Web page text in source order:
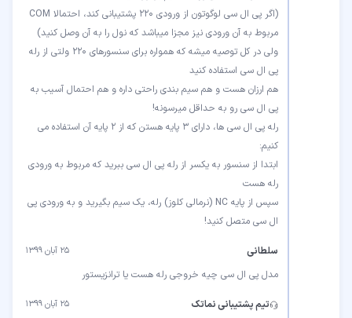
(اگر پی ال سی لوگوتون از ورودی 220 پشتیبانی کند، احتمالا COM
ولی در کل توصیه میشه که همواره برای سنسورهای 220 ولتی از رله
هم ارزان هست و هم سیم بندی راحتی داره و هم احتمال آسیب به
رله پی ال سی ها، دارای 3 پایه هستن که از 2 پایه آن استفاده می
ابتدا از سنسور به یکسر از رله پی ال سی ببرید که مربوط به ورودی
سپس از پایه NC (نرمالی کلوز) رله، یک سیم بگیرید و به ورودی پی
ال سی متصل کنید!
سلطانی ۲۵ آبان ۱۳۹۹
مدل پی ال سی چیه خروجی رله هست یا ترانزیستور
تیم پشتیبانی نماتک ۲۵ آبان ۱۳۹۹